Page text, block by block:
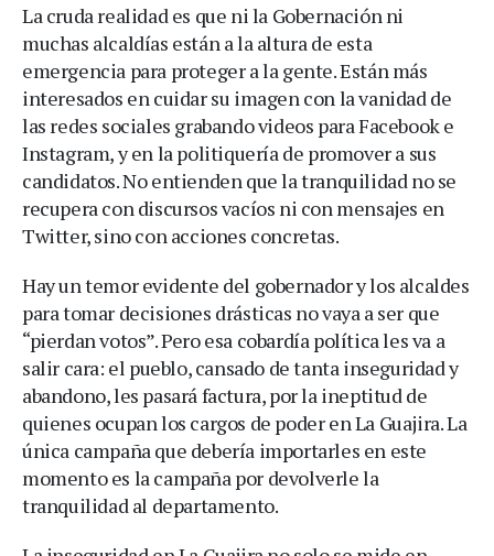
La cruda realidad es que ni la Gobernación ni
muchas alcaldías están a la altura de esta
emergencia para proteger a la gente. Están más
interesados en cuidar su imagen con la vanidad de
las redes sociales grabando videos para Facebook e
Instagram, y en la politiquería de promover a sus
candidatos. No entienden que la tranquilidad no se
recupera con discursos vacíos ni con mensajes en
Twitter, sino con acciones concretas.
Hay un temor evidente del gobernador y los alcaldes
para tomar decisiones drásticas no vaya a ser que
“pierdan votos”. Pero esa cobardía política les va a
salir cara: el pueblo, cansado de tanta inseguridad y
abandono, les pasará factura, por la ineptitud de
quienes ocupan los cargos de poder en La Guajira. La
única campaña que debería importarles en este
momento es la campaña por devolverle la
tranquilidad al departamento.